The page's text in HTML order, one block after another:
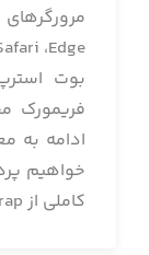
بوت
فریمورک
ادامه به
خواهیم
کاملی از Bootstrap را ارائه خواهیم داد.